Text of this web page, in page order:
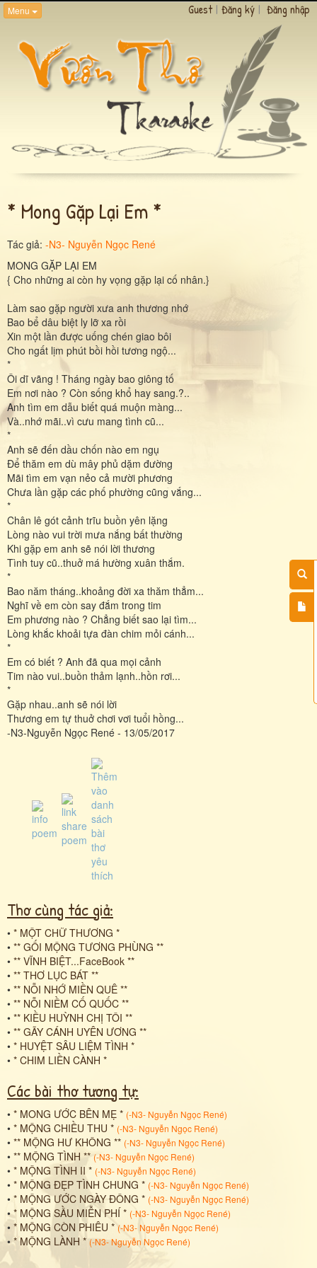
Menu Guest | Đăng ký | Đăng nhập
* Mong Gặp Lại Em *
Tác giả: -N3- Nguyễn Ngọc René
MONG GẶP LẠI EM
{ Cho những ai còn hy vọng gặp lại cố nhân.}
Làm sao gặp người xưa anh thương nhớ
Bao bể dâu biệt ly lỡ xa rồi
Xin một lần được uống chén giao bôi
Cho ngất lịm phút bồi hồi tương ngộ...
*
Ôi dĩ vãng ! Tháng ngày bao giông tố
Em nơi nào ? Còn sống khổ hay sang.?..
Anh tìm em dẫu biết quá muộn màng...
Và..nhớ mãi..vì cưu mang tình cũ...
*
Anh sẽ đến dầu chốn nào em ngụ
Để thăm em dù mây phủ dặm đường
Mãi tìm em vạn nẻo cả mười phương
Chưa lần gặp các phố phường cũng vắng...
*
Chân lê gót cảnh trĩu buồn yên lặng
Lòng nào vui trời mưa nắng bất thường
Khi gặp em anh sẽ nói lời thương
Tình tuy cũ..thuở má hường xuân thắm.
*
Bao năm tháng..khoảng đời xa thăm thẳm...
Nghĩ về em còn say đắm trong tim
Em phương nào ? Chẳng biết sao lại tìm...
Lòng khắc khoải tựa đàn chim mỏi cánh...
*
Em có biết ? Anh đã qua mọi cảnh
Tim nào vui..buồn thảm lạnh..hồn rơi...
*
Gặp nhau..anh sẽ nói lời
Thương em tự thuở chơi vơi tuổi hồng...
-N3-Nguyễn Ngọc René - 13/05/2017
Thơ cùng tác giả:
• * MỘT CHỮ THƯƠNG *
• ** GỐI MỘNG TƯƠNG PHÙNG **
• ** VĨNH BIỆT...FaceBook **
• ** THƠ LỤC BÁT **
• ** NỖI NHỚ MIỀN QUÊ **
• ** NỖI NIỀM CỐ QUỐC **
• ** KIỀU HUỲNH CHỊ TÔI **
• ** GÃY CÁNH UYÊN ƯƠNG **
• * HUYỆT SÂU LIỆM TÌNH *
• * CHIM LIỀN CÀNH *
Các bài thơ tương tự:
• * MONG ƯỚC BÊN MẸ * (-N3- Nguyễn Ngọc René)
• * MỘNG CHIỀU THU * (-N3- Nguyễn Ngọc René)
• ** MỘNG HƯ KHÔNG ** (-N3- Nguyễn Ngọc René)
• ** MỘNG TÌNH ** (-N3- Nguyễn Ngọc René)
• * MỘNG TÌNH II * (-N3- Nguyễn Ngọc René)
• * MỘNG ĐẸP TÌNH CHUNG * (-N3- Nguyễn Ngọc René)
• * MỘNG ƯỚC NGÀY ĐÔNG * (-N3- Nguyễn Ngọc René)
•* MỘNG SẦU MIỄN PHÍ * (-N3- Nguyễn Ngọc René)
• * MỘNG CÒN PHIÊU * (-N3- Nguyễn Ngọc René)
•* MỘNG LÀNH * (-N3- Nguyễn Ngọc René)